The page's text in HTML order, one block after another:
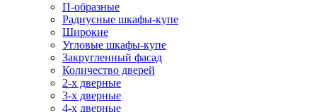
П-образные
Радиусные шкафы-купе
Широкие
Угловые шкафы-купе
Закругленный фасад
Количество дверей
2-х дверные
3-х дверные
4-х дверные